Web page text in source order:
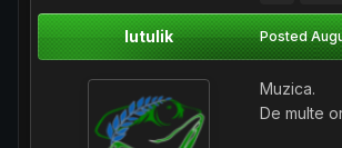
lutulik Posted
Muzica.
De multe